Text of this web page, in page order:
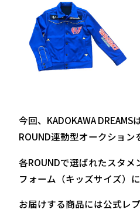
今回、KADOKAWA
ROUND連動型オークション
各ROUNDで選ばれたスタ
フォーム（キッズサイズ）
お届けする商品には公式レ